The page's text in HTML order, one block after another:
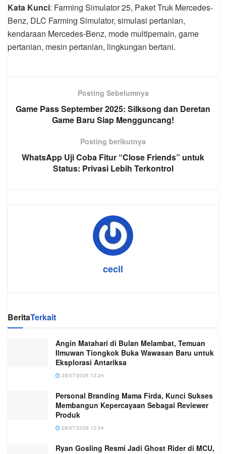
Kata Kunci: Farming Simulator 25, Paket Truk Mercedes-
Benz, DLC Farming Simulator, simulasi pertanian,
kendaraan Mercedes-Benz, mode multipemain, game
pertanian, mesin pertanian, lingkungan bertani.
Posting Sebelumnya
Game Pass September 2025: Silksong dan Deretan
Game Baru Siap Mengguncang!
Posting berikutnya
WhatsApp Uji Coba Fitur “Close Friends” untuk
Status: Privasi Lebih Terkontrol
cecil
BeritaTerkait
Angin Matahari di Bulan Melambat, Temuan
Ilmuwan Tiongkok Buka Wawasan Baru untuk
Eksplorasi Antariksa
28/07/2026 13:24
Personal Branding Mama Firda, Kunci Sukses
Membangun Kepercayaan Sebagai Reviewer
Produk
28/07/2026 12:54
Ryan Gosling Resmi Jadi Ghost Rider di MCU,